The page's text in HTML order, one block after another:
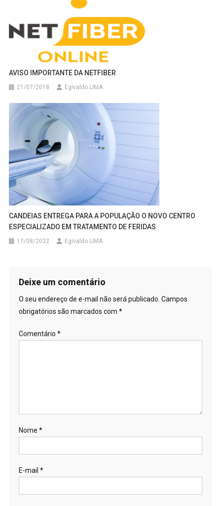
AVISO IMPORTANTE DA NETFIBER
21/07/2018 Egivaldo LIMA
CANDEIAS ENTREGA PARA A POPULAÇÃO O NOVO CENTRO
ESPECIALIZADO EM TRATAMENTO DE FERIDAS
17/08/2022 Egivaldo LIMA
Deixe um comentário
O seu endereço de e-mail não será publicado. Campos
obrigatórios são marcados com *
Comentário *
Nome *
E-mail *